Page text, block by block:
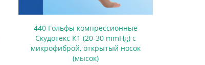
440 Гольфы компрессионные
Скудотекс К1 (20-30 mmHg) с
микрофиброй, открытый носок
(мысок)